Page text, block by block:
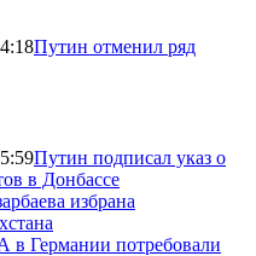
Путин отменил ряд
Путин подписал указ о
в Донбассе
избрана
Германии потребовали